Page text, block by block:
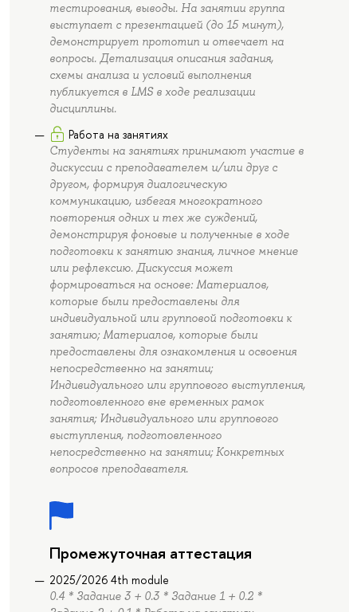
тестирования, выводы. На занятии группа
выступает с презентацией (до 15 минут),
демонстрирует прототип и отвечает на
вопросы. Детализация описания задания,
схемы анализа и условий выполнения
публикуется в LMS в ходе реализации
дисциплины.
Работа на занятиях
Студенты на занятиях принимают участие в
дискуссии с преподавателем и/или друг с
другом, формируя диалогическую
коммуникацию, избегая многократного
повторения одних и тех же суждений,
демонстрируя фоновые и полученные в ходе
подготовки к занятию знания, личное мнение
или рефлексию. Дискуссия может
формироваться на основе: Материалов,
которые были предоставлены для
индивидуальной или групповой подготовки к
занятию; Материалов, которые были
предоставлены для ознакомления и освоения
непосредственно на занятии;
Индивидуального или группового выступления,
подготовленного вне временных рамок
занятия; Индивидуального или группового
выступления, подготовленного
непосредственно на занятии; Конкретных
вопросов преподавателя.
Промежуточная аттестация
2025/2026 4th module
0.4 * Задание 3 + 0.3 * Задание 1 + 0.2 *